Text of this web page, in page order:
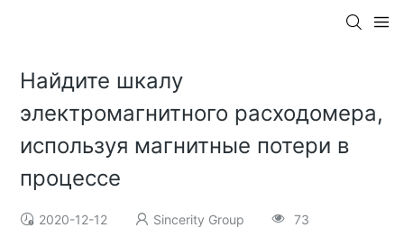
Найдите шкалу
электромагнитного расходомера,
используя магнитные потери в
процессе
2020-12-12 Sincerity Group 73